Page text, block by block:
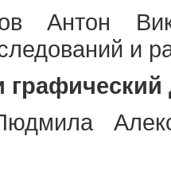
Антон
и
графический